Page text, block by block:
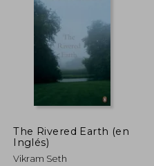
45%
dcto.
The Rivered Earth (en
Inglés)
Vikram Seth